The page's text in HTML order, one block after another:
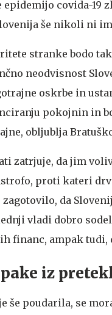
epidemijo covida-19
še nikoli ni
stranke bodo
neodvisnost
oskrbe in
pokojnin in
obljublja
zatrjuje, da jim
proti kateri drvi
zagotovilo, da
vladi dobro
financ, ampak
iz
še poudarila, se